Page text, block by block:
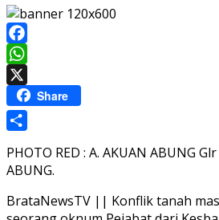
Facebook
WhatsApp
Share
PHOTO RED : A. AKUAN ABUNG
ABUNG.
BrataNewsTV || Konflik tanah